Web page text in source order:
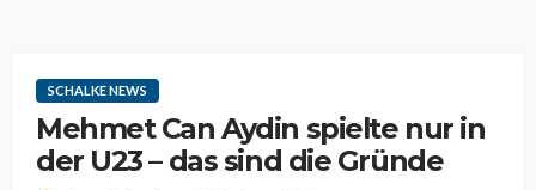
SCHALKE NEWS
Mehmet Can Aydin spielte nur in
der U23 – das sind die Gründe